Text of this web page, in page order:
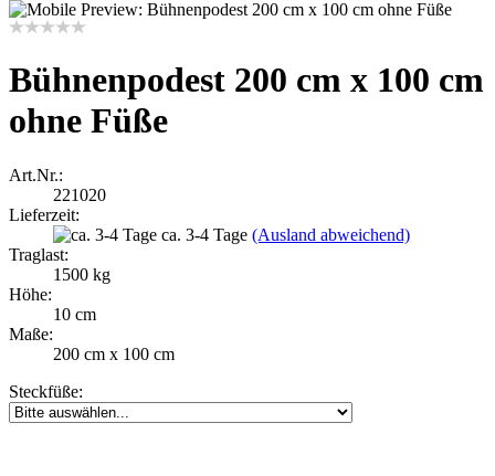
Bühnenpodest 200 cm x 100 cm
ohne Füße
Art.Nr.:
221020
Lieferzeit:
ca. 3-4 Tage (Ausland abweichend)
Traglast:
1500 kg
Höhe:
10 cm
Maße:
200 cm x 100 cm
Steckfüße: